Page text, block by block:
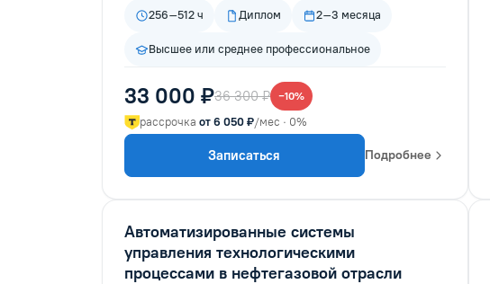
256–512 ч Диплом 2–3 месяца
Высшее или среднее профессиональное
33 000 ₽36 300 ₽ −10%
рассрочка от 6 050 ₽/мес · 0%
Записаться Подробнее
Автоматизированные системы
управления технологическими
процессами в нефтегазовой отрасли